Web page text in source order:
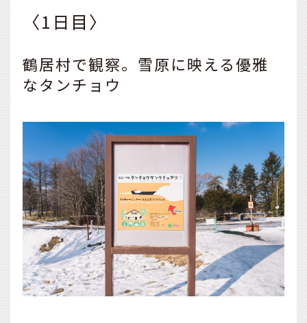
〈1日目〉
鶴居村で観察。雪原に映える優雅
なタンチョウ